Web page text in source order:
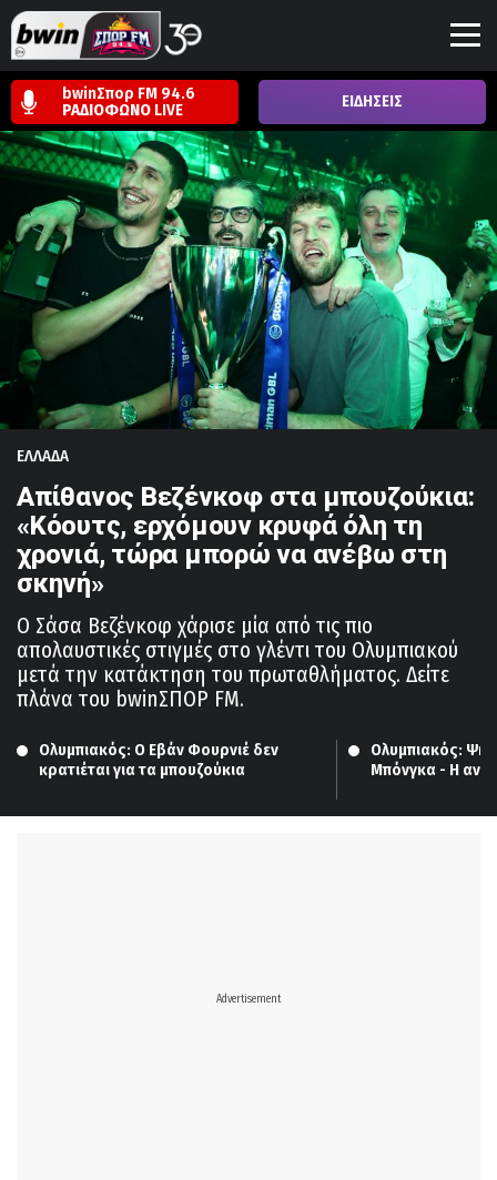
bwinΣπορ FM 94.6
ΡΑΔΙΟΦΩΝΟ LIVE ΕΙΔΗΣΕΙΣ
ΕΛΛΑΔΑ
Απίθανος Βεζένκοφ στα μπουζούκια:
«Κόουτς, ερχόμουν κρυφά όλη τη
χρονιά, τώρα μπορώ να ανέβω στη
σκηνή»
Ο Σάσα Βεζένκοφ χάρισε μία από τις πιο
απολαυστικές στιγμές στο γλέντι του Ολυμπιακού
μετά την κατάκτηση του πρωταθλήματος. Δείτε
πλάνα του bwinΣΠΟΡ FM.
Ολυμπιακός: Ο Εβάν Φουρνιέ δεν
κρατιέται για τα μπουζούκια
Ολυμπιακός:
Μπόνγκα - Η